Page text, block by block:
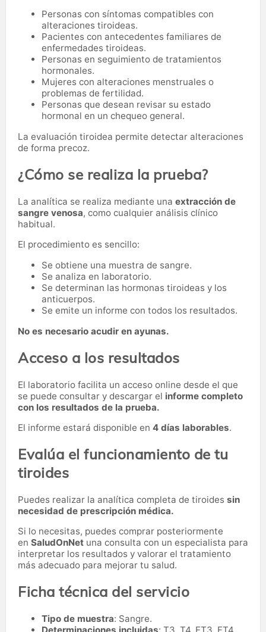
Personas con síntomas compatibles con
alteraciones tiroideas.
Pacientes con antecedentes familiares de
enfermedades tiroideas.
Personas en seguimiento de tratamientos
hormonales.
Mujeres con alteraciones menstruales o
problemas de fertilidad.
Personas que desean revisar su estado
hormonal en un chequeo general.
La evaluación tiroidea permite detectar alteraciones
de forma precoz.
¿Cómo se realiza la prueba?
La analítica se realiza mediante una extracción de
sangre venosa, como cualquier análisis clínico
habitual.
El procedimiento es sencillo:
Se obtiene una muestra de sangre.
Se analiza en laboratorio.
Se determinan las hormonas tiroideas y los
anticuerpos.
Se emite un informe con todos los resultados.
No es necesario acudir en ayunas.
Acceso a los resultados
El laboratorio facilita un acceso online desde el que
se puede consultar y descargar el informe completo
con los resultados de la prueba.
El informe estará disponible en 4 días laborables.
Evalúa el funcionamiento de tu
tiroides
Puedes realizar la analítica completa de tiroides sin
necesidad de prescripción médica.
Si lo necesitas, puedes comprar posteriormente
en SaludOnNet una consulta con un especialista para
interpretar los resultados y valorar el tratamiento
más adecuado para mejorar tu salud.
Ficha técnica del servicio
Tipo de muestra: Sangre.